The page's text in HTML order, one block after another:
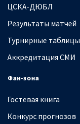
ЦСКА-ДЮБЛ
Результаты матчей
Турнирные таблицы
Аккредитация СМИ
Фан-зона
Гостевая книга
Конкурс прогнозов